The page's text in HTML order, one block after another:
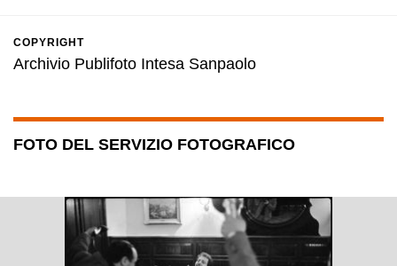
COPYRIGHT
Archivio Publifoto Intesa Sanpaolo
FOTO DEL SERVIZIO FOTOGRAFICO